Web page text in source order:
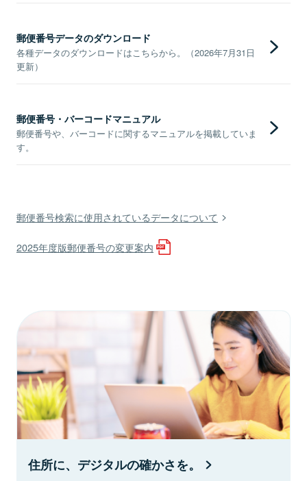
郵便番号データのダウンロード
各種データのダウンロードはこちらから。（2026年7月31日
更新）
郵便番号・バーコードマニュアル
郵便番号や、バーコードに関するマニュアルを掲載していま
す。
郵便番号検索に使用されているデータについて
2025年度版郵便番号の変更案内
住所に、デジタルの確かさを。